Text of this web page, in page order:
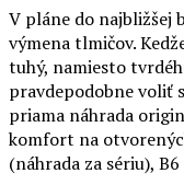
V pláne do najbližšej
výmena tlmičov.
tuhý, namiesto
pravdepodobne voliť
priama náhrada
komfort na
(náhrada za sériu), B6